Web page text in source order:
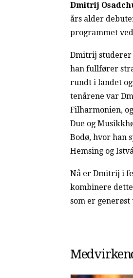
Dmitrij
års alder
programmet
Dmitrij studerer
han fullfører
rundt i landet
tenårene var
Filharmonien,
Due og
Bodø, hvor han
Hemsing og
Nå er Dmitrij i
kombinere
som er